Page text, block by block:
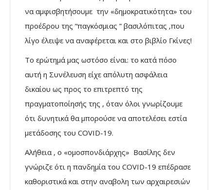
να αμφισβητήσουμε την «δημοκρατικότητα» του
προέδρου της “παγκόσμιας ” βασιλόπιτας ,που
λίγο έλειψε να αναφέρεται και στο βιβλίο Γκίνες!
Το ερώτημά μας ωστόσο είναι: το κατά πόσο
αυτή η Συνέλευση είχε απόλυτη ασφάλεια
δικαίου ως προς το επιτρεπτό της
πραγματοποίησής της , όταν όλοι γνωρίζουμε
ότι δυνητικά θα μπορούσε να αποτελέσει εστία
μετάδοσης του COVID-19.
Αλήθεια , ο «ομοσπονδιάρχης» Βασίλης δεν
γνώριζε ότι η πανδημία του COVID-19 επέδρασε
καθοριστικά και στην αναβολη των αρχαιρεσιών